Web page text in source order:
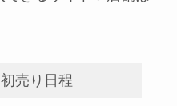
初売り日程